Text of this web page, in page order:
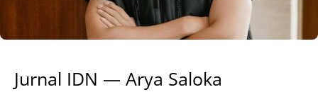
Jurnal IDN — Arya Saloka